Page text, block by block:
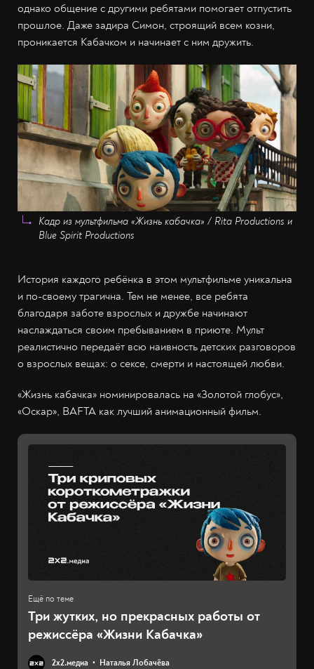
однако общение с другими ребятами помогает отпустить
прошлое. Даже задира Симон, строящий всем козни,
проникается Кабачком и начинает с ним дружить.
Кадр из мультфильма «Жизнь кабачка» / Rita Productions и
Blue Spirit Productions
История каждого ребёнка в этом мультфильме уникальна
и по-своему трагична. Тем не менее, все ребята
благодаря заботе взрослых и дружбе начинают
наслаждаться своим пребыванием в приюте. Мульт
реалистично передаёт всю наивность детских разговоров
о взрослых вещах: о сексе, смерти и настоящей любви.
«Жизнь кабачка» номинировалась на «Золотой глобус»,
«Оскар», BAFTA как лучший анимационный фильм.
Три жутких, но прекрасных работы от
режиссёра «Жизни Кабачка»
2х2.медиа Наталья Лобачёва